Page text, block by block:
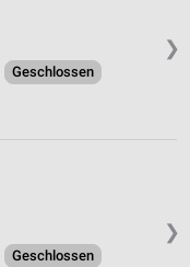
❯
Geschlossen
❯
Geschlossen